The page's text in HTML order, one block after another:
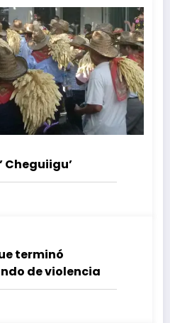
Cheguiigu’
terminó
de violencia